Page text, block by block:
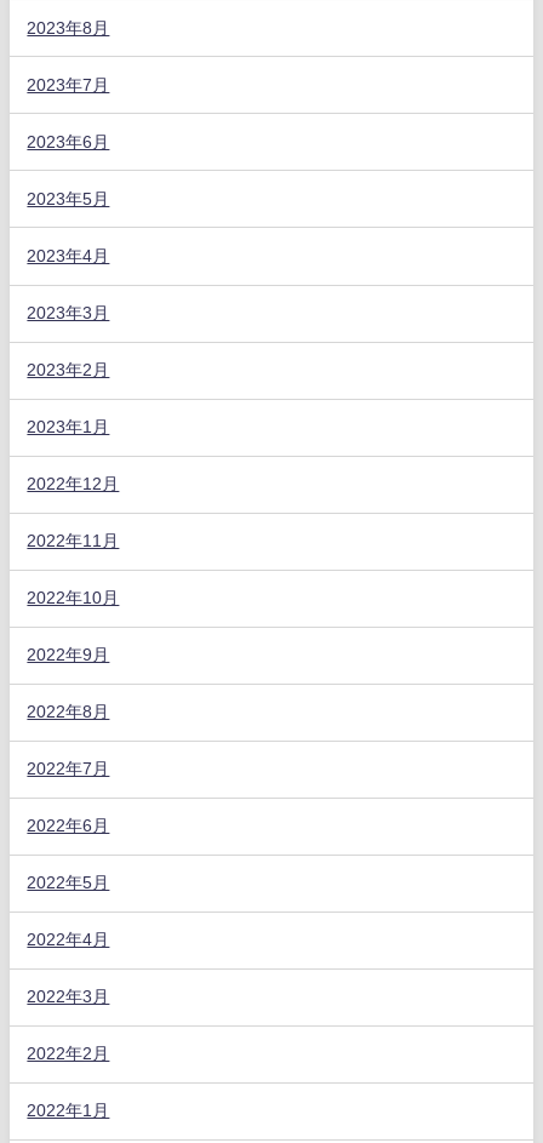
2023年8月
2023年7月
2023年6月
2023年5月
2023年4月
2023年3月
2023年2月
2023年1月
2022年12月
2022年11月
2022年10月
2022年9月
2022年8月
2022年7月
2022年6月
2022年5月
2022年4月
2022年3月
2022年2月
2022年1月